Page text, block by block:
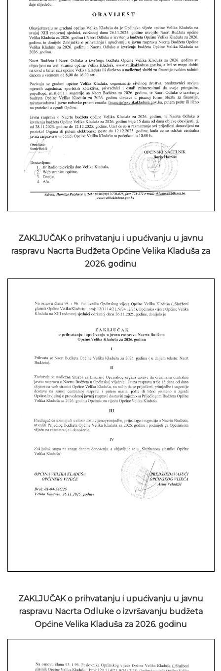
ZAKLJUČAK o prihvatanju i upućivanju u javnu
raspravu Nacrta Budžeta Općine Velika Kladuša za
2026. godinu
ZAKLJUČAK o prihvatanju i upućivanju u javnu
raspravu Nacrta Odluke o izvršavanju budžeta
Općine Velika Kladuša za 2026. godinu